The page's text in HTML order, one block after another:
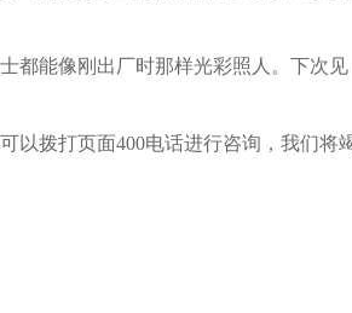
能像刚出厂时那样光彩照人。下次见
以拨打页面400电话进行咨询，我们将